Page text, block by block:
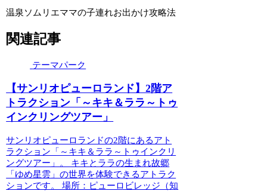
温泉ソムリエママの子連れお出かけ攻略法
関連記事
テーマパーク
【サンリオピューロランド】2階ア
トラクション「～キキ＆ララ～トゥ
インクリングツアー」
サンリオピューロランドの2階にあるアト
ラクション「～キキ＆ララ～トゥインクリ
ングツアー」。 キキとララの生まれ故郷
「ゆめ星雲」の世界を体験できるアトラク
ションです。 場所：ピューロビレッジ（知